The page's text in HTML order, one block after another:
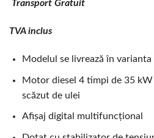
Transport Gratuit
TVA inclus
Modelul se livrează în
Motor diesel 4 timpi de 35
scăzut de ulei
Afișaj digital multifuncțional